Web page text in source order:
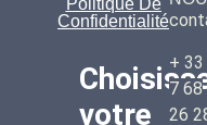
Politique De
Confidentialité
votre
+ 33
7 68
26